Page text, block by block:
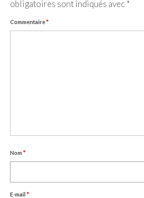
obligatoires sont indiqués avec*
Commentaire*
Nom *
E-mail *